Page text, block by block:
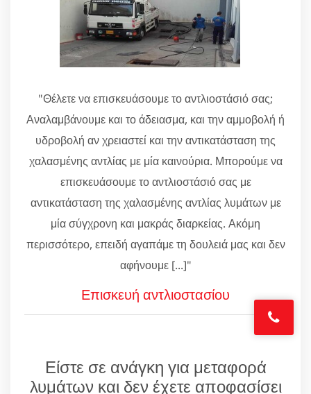
"Θέλετε να επισκευάσουμε το αντλιοστάσιό σας;
Αναλαμβάνουμε και το άδειασμα, και την αμμοβολή ή
υδροβολή αν χρειαστεί και την αντικατάσταση της
χαλασμένης αντλίας με μία καινούρια. Μπορούμε να
επισκευάσουμε το αντλιοστάσιό σας με
αντικατάσταση της χαλασμένης αντλίας λυμάτων με
μία σύγχρονη και μακράς διαρκείας. Ακόμη
περισσότερο, επειδή αγαπάμε τη δουλειά μας και δεν
αφήνουμε [...]"
Επισκευή αντλιοστασίου
Είστε σε ανάγκη για μεταφορά
λυμάτων και δεν έχετε αποφασίσει